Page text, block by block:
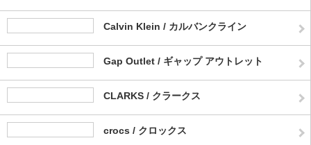
Calvin Klein / カルバンクライン
Gap Outlet / ギャップ アウトレット
CLARKS / クラークス
crocs / クロックス